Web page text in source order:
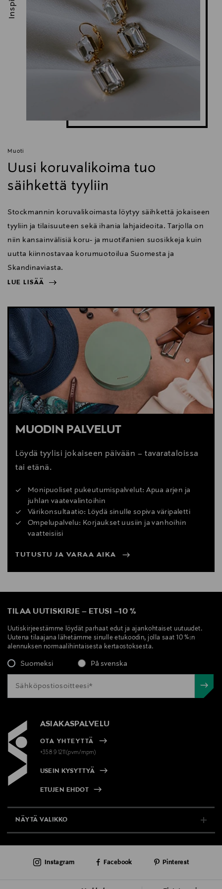
Muoti
Uusi koruvalikoima tuo
säihkettä tyyliin
Stockmannin koruvalikoimasta löytyy säihkettä jokaiseen
tyyliin ja tilaisuuteen sekä ihania lahjaideoita. Tarjolla on
niin kansainvälisiä koru- ja muotifanien suosikkeja kuin
uutta kiinnostavaa korumuotoilua Suomesta ja
Skandinaviasta.
LUE LISÄÄ
LUE LISÄÄ
MUODIN PALVELUT
Löydä tyylisi jokaiseen päivään – tavarataloissa
tai etänä.
Monipuoliset pukeutumispalvelut: Apua arjen ja
juhlan vaatevalintoihin
Värikonsultaatio: Löydä sinulle sopiva väripaletti
Ompelupalvelu: Korjaukset uusiin ja vanhoihin
vaatteisiisi
TUTUSTU JA VARAA AIKA
TILAA UUTISKIRJE – ETUSI –10 %
Uutiskirjeestämme löydät parhaat edut ja ajankohtaiset uutuudet.
Uutena tilaajana lähetämme sinulle etukoodin, jolla saat 10 %:n
alennuksen normaalihintaisesta kertaostoksesta.
Suomeksi På svenska
ASIAKASPALVELU
OTA YHTEYTTÄ
+358 9 1211(pvm/mpm)
USEIN KYSYTTYÄ
ETUJEN EHDOT
NÄYTÄ VALIKKO
AJANKOHTAISTA
Instagram Facebook Pinterest